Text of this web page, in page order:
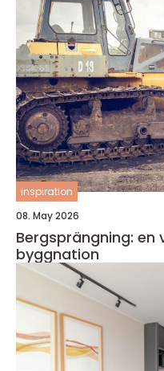
inspiration
08. May 2026
Bergsprängning: en
byggnation